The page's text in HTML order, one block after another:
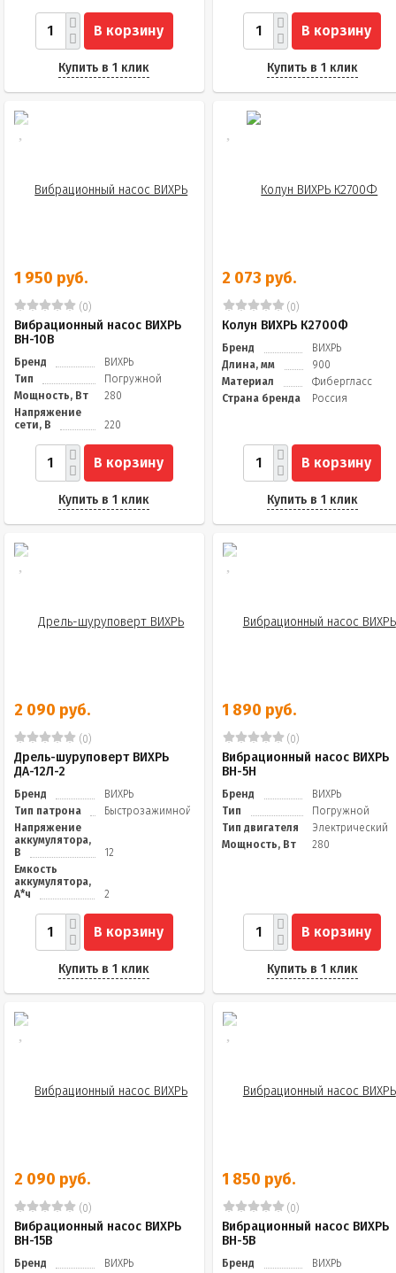
В корзину
Купить в 1 клик
В корзину
Купить в 1 клик
1 950 руб.
(0)
Вибрационный насос ВИХРЬ
ВН-10В
Бренд
ВИХРЬ
Тип
Погружной
Мощность, Вт
280
Напряжение
сети, В
220
В корзину
Купить в 1 клик
2 073 руб.
(0)
Колун ВИХРЬ К2700Ф
Бренд
ВИХРЬ
Длина, мм
900
Материал
Фибергласс
Страна бренда
Россия
В корзину
Купить в 1 клик
2 090 руб.
(0)
Дрель-шуруповерт ВИХРЬ
ДА-12Л-2
Бренд
ВИХРЬ
Тип патрона
Быстрозажимной
Напряжение
аккумулятора,
В
12
Емкость
аккумулятора,
А*ч
2
В корзину
Купить в 1 клик
1 890 руб.
(0)
Вибрационный насос ВИХРЬ
ВН-5Н
Бренд
ВИХРЬ
Тип
Погружной
Тип двигателя
Электрический
Мощность, Вт
280
В корзину
Купить в 1 клик
2 090 руб.
(0)
Вибрационный насос ВИХРЬ
ВН-15В
Бренд ВИХРЬ
1 850 руб.
(0)
Вибрационный насос ВИХРЬ
ВН-5В
Бренд ВИХРЬ